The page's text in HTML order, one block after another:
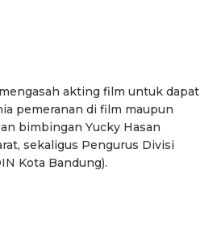
akting film untuk dapat
pemeranan di film maupun
bimbingan Yucky Hasan
sekaligus Pengurus Divisi
Kota Bandung).